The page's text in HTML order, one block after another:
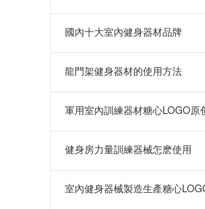
國內十大室內健身器材品牌
龍門架健身器材的使用方法
健身房力量訓練器械怎麽使用